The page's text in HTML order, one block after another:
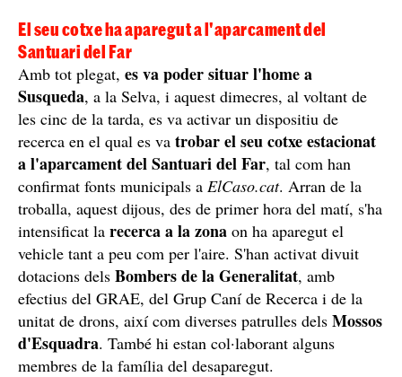
El seu cotxe ha aparegut a l'aparcament del
Santuari del Far
Amb tot plegat, es va poder situar l'home a
Susqueda, a la Selva, i aquest dimecres, al voltant de
les cinc de la tarda, es va activar un dispositiu de
recerca en el qual es va trobar el seu cotxe estacionat
a l'aparcament del Santuari del Far, tal com han
confirmat fonts municipals a ElCaso.cat. Arran de la
troballa, aquest dijous, des de primer hora del matí, s'ha
intensificat la recerca a la zona on ha aparegut el
vehicle tant a peu com per l'aire. S'han activat divuit
dotacions dels Bombers de la Generalitat, amb
efectius del GRAE, del Grup Caní de Recerca i de la
unitat de drons, així com diverses patrulles dels Mossos
d'Esquadra. També hi estan col·laborant alguns
membres de la família del desaparegut.